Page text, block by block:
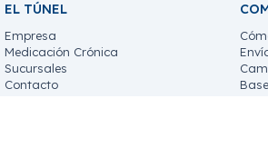
EL TÚNEL
Empresa
Medicación Crónica
Sucursales
Contacto